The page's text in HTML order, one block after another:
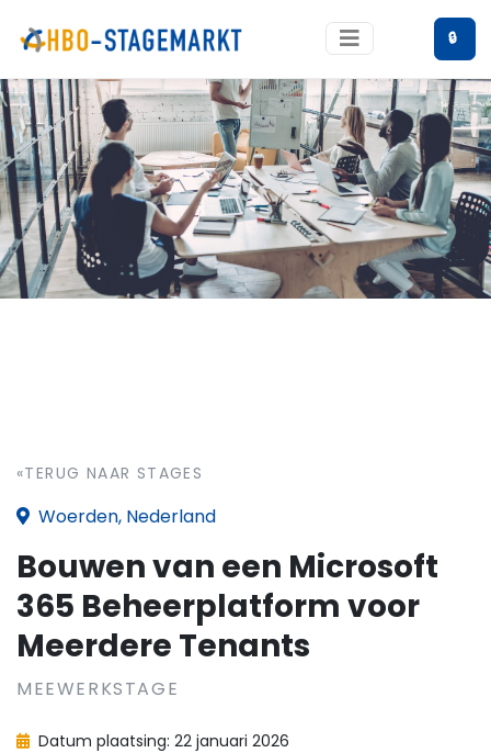
🔒
«TERUG NAAR STAGES
Woerden, Nederland
Bouwen van een Microsoft
365 Beheerplatform voor
Meerdere Tenants
MEEWERKSTAGE
Datum plaatsing: 22 januari 2026